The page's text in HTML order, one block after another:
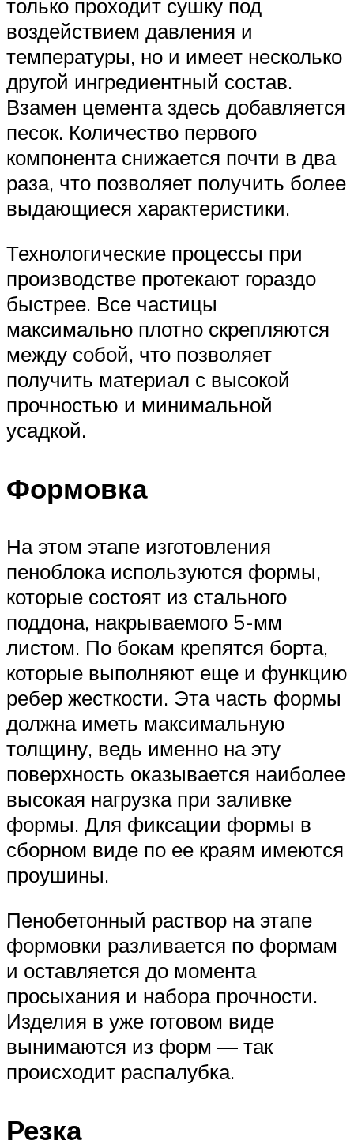
только проходит сушку под
воздействием давления и
температуры, но и имеет несколько
другой ингредиентный состав.
Взамен цемента здесь добавляется
песок. Количество первого
компонента снижается почти в два
раза, что позволяет получить более
выдающиеся характеристики.
Технологические процессы при
производстве протекают гораздо
быстрее. Все частицы
максимально плотно скрепляются
между собой, что позволяет
получить материал с высокой
прочностью и минимальной
усадкой.
Формовка
На этом этапе изготовления
пеноблока используются формы,
которые состоят из стального
поддона, накрываемого 5-мм
листом. По бокам крепятся борта,
которые выполняют еще и функцию
ребер жесткости. Эта часть формы
должна иметь максимальную
толщину, ведь именно на эту
поверхность оказывается наиболее
высокая нагрузка при заливке
формы. Для фиксации формы в
сборном виде по ее краям имеются
проушины.
Пенобетонный раствор на этапе
формовки разливается по формам
и оставляется до момента
просыхания и набора прочности.
Изделия в уже готовом виде
вынимаются из форм — так
происходит распалубка.
Резка